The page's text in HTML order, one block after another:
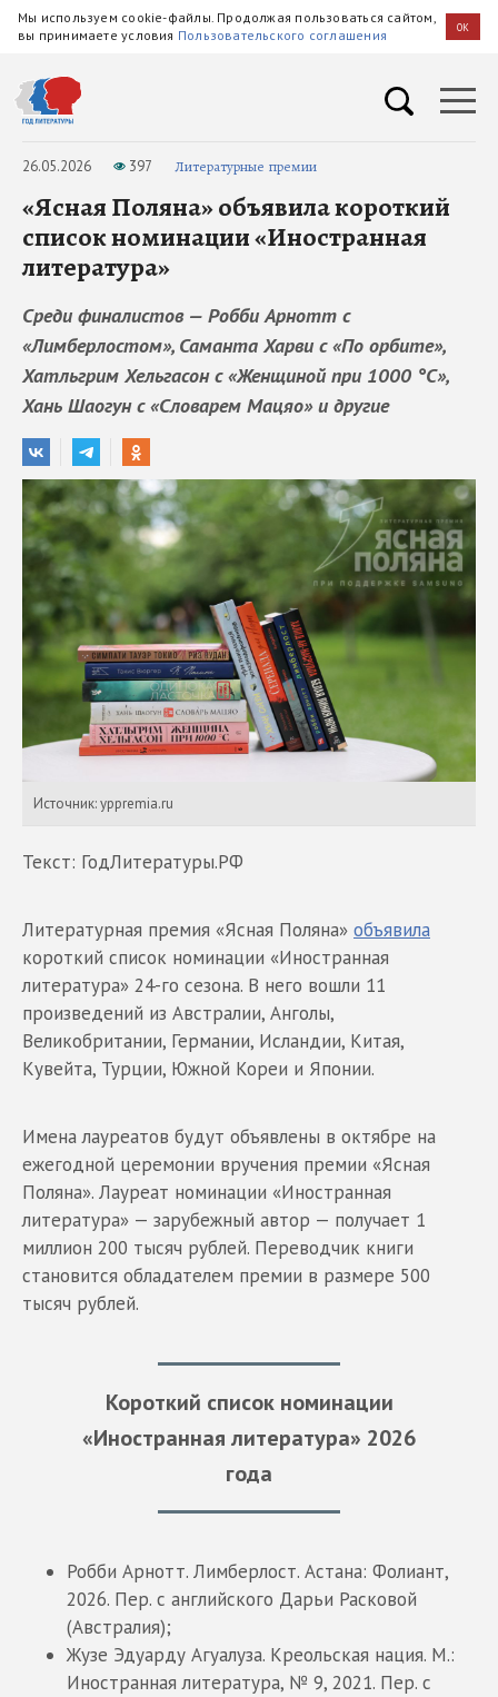
Мы используем cookie-файлы. Продолжая пользоваться сайтом,
вы принимаете условия Пользовательского соглашения OK
26.05.2026 397 Литературные премии
«Ясная Поляна» объявила короткий
список номинации «Иностранная
литература»
Среди финалистов — Робби Арнотт с
«Лимберлостом», Саманта Харви с «По орбите»,
Хатльгрим Хельгасон с «Женщиной при 1000 °C»,
Хань Шаогун с «Словарем Мацяо» и другие
Источник: yppremia.ru
Текст: ГодЛитературы.РФ
Литературная премия «Ясная Поляна» объявила
короткий список номинации «Иностранная
литература» 24-го сезона. В него вошли 11
произведений из Австралии, Анголы,
Великобритании, Германии, Исландии, Китая,
Кувейта, Турции, Южной Кореи и Японии.
Имена лауреатов будут объявлены в октябре на
ежегодной церемонии вручения премии «Ясная
Поляна». Лауреат номинации «Иностранная
литература» — зарубежный автор — получает 1
миллион 200 тысяч рублей. Переводчик книги
становится обладателем премии в размере 500
тысяч рублей.
Короткий список номинации
«Иностранная литература» 2026
года
Робби Арнотт. Лимберлост. Астана: Фолиант,
2026. Пер. с английского Дарьи Расковой
(Австралия);
Жузе Эдуарду Агуалуза. Креольская нация. М.:
Иностранная литература, № 9, 2021. Пер. с